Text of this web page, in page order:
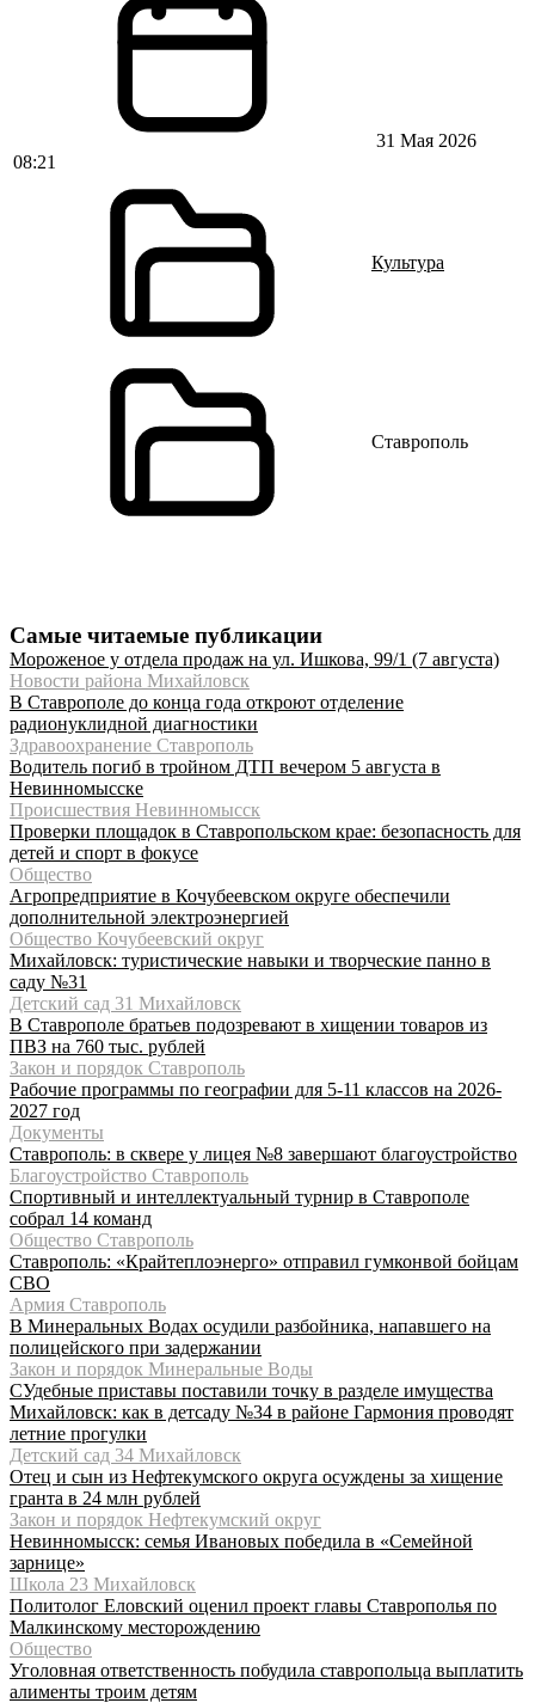
31 Мая 2026
08:21
Культура
Ставрополь
Самые читаемые публикации
Мороженое у отдела продаж на ул. Ишкова, 99/1 (7 августа)
Новости района Михайловск
В Ставрополе до конца года откроют отделение
радионуклидной диагностики
Здравоохранение Ставрополь
Водитель погиб в тройном ДТП вечером 5 августа в
Невинномысске
Происшествия Невинномысск
Проверки площадок в Ставропольском крае: безопасность для
детей и спорт в фокусе
Общество
Агропредприятие в Кочубеевском округе обеспечили
дополнительной электроэнергией
Общество Кочубеевский округ
Михайловск: туристические навыки и творческие панно в
саду №31
Детский сад 31 Михайловск
В Ставрополе братьев подозревают в хищении товаров из
ПВЗ на 760 тыс. рублей
Закон и порядок Ставрополь
Рабочие программы по географии для 5-11 классов на 2026-
2027 год
Документы
Ставрополь: в сквере у лицея №8 завершают благоустройство
Благоустройство Ставрополь
Спортивный и интеллектуальный турнир в Ставрополе
собрал 14 команд
Общество Ставрополь
Ставрополь: «Крайтеплоэнерго» отправил гумконвой бойцам
СВО
Армия Ставрополь
В Минеральных Водах осудили разбойника, напавшего на
полицейского при задержании
Закон и порядок Минеральные Воды
СУдебные приставы поставили точку в разделе имущества
Михайловск: как в детсаду №34 в районе Гармония проводят
летние прогулки
Детский сад 34 Михайловск
Отец и сын из Нефтекумского округа осуждены за хищение
гранта в 24 млн рублей
Закон и порядок Нефтекумский округ
Невинномысск: семья Ивановых победила в «Семейной
зарнице»
Школа 23 Михайловск
Политолог Еловский оценил проект главы Ставрополья по
Малкинскому месторождению
Общество
Уголовная ответственность побудила ставропольца выплатить
алименты троим детям